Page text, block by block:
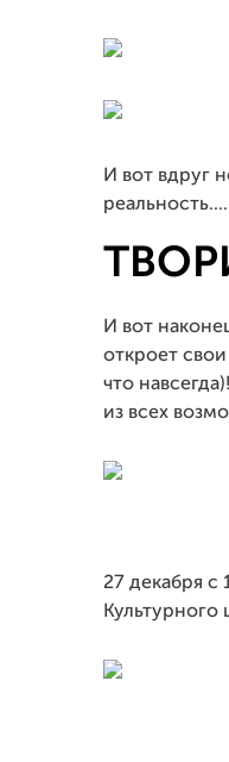
И вот вдруг
реальность....
И вот
откроет
что
из всех
27 декабря